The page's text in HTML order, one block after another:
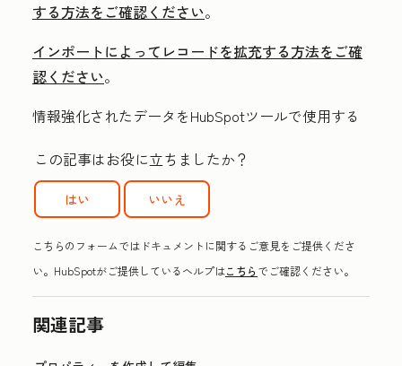
する方法をご確認ください。
インポートによってレコードを拡充する方法をご確
認ください。
情報強化されたデータをHubSpotツールで使用する
この記事はお役に立ちましたか？
はい いいえ
こちらのフォームではドキュメントに関するご意見をご提供くださ
い。HubSpotがご提供しているヘルプはこちらでご確認ください。
関連記事